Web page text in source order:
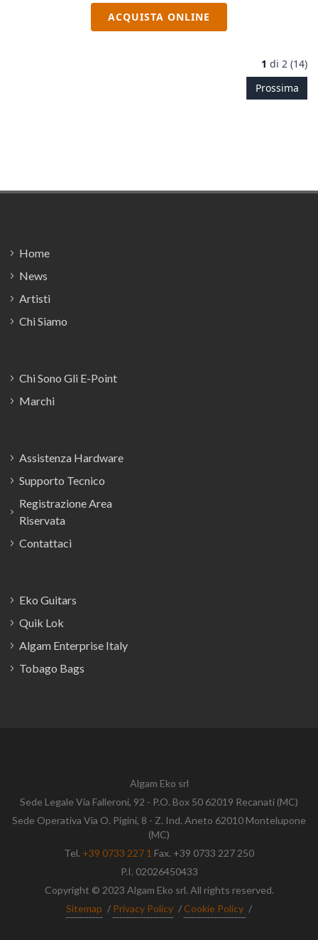
ACQUISTA ONLINE
1 di 2 (14)
Prossima
Home
News
Artisti
Chi Siamo
Chi Sono Gli E-Point
Marchi
Assistenza Hardware
Supporto Tecnico
Registrazione Area
Riservata
Contattaci
Eko Guitars
Quik Lok
Algam Enterprise Italy
Tobago Bags
Algam Eko srl
Sede Legale Via Falleroni, 92 - P.O. Box 50 62019 Recanati (MC)
Sede Operativa Via O. Pigini, 8 - Z. Ind. Aneto 62010 Montelupone
(MC)
Tel. +39 0733 227 1 Fax. +39 0733 227 250
P.I. 02026450433
Copyright © 2023 Algam Eko srl. All rights reserved.
Sitemap / Privacy Policy / Cookie Policy /